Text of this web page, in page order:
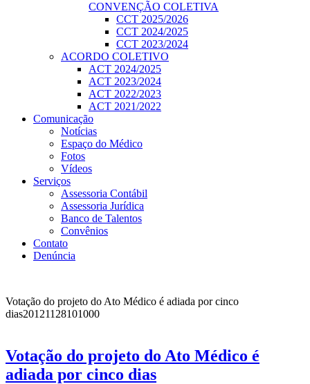
CONVENÇÃO COLETIVA
CCT 2025/2026
CCT 2024/2025
CCT 2023/2024
ACORDO COLETIVO
ACT 2024/2025
ACT 2023/2024
ACT 2022/2023
ACT 2021/2022
Comunicação
Notícias
Espaço do Médico
Fotos
Vídeos
Serviços
Assessoria Contábil
Assessoria Jurídica
Banco de Talentos
Convênios
Contato
Denúncia
Votação do projeto do Ato Médico é adiada por cinco
dias20121128101000
Votação do projeto do Ato Médico é
adiada por cinco dias